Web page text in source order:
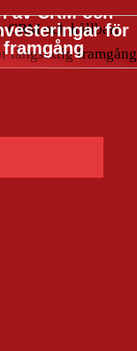
av CRM och
för